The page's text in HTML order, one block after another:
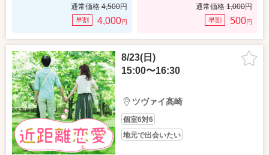
通常価格 4,500円
早割 4,000円
通常価格 1,000円
早割 500円
8/23(日)
15:00〜16:30
ツヴァイ高崎
個室6対6
地元で出会いたい